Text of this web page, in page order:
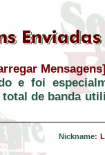
e foi
de banda
Nickname: